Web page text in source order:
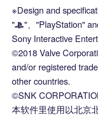
※Design and
"
"、"PlayStation"
Sony Interactive
©2018 Valve
and/or registered
other countries.
©SNK
本软件里使用以北京